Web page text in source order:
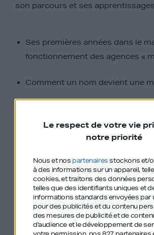
Le respect de votre vie
notre priorité
Nous et nos partenairesstockons et/
à des informations sur un appareil,
cookies, et traitons des données
telles que des identifiants uniques et
informations standards envoyées par
pour des publicités et du contenu
des mesures de publicité et de
d'audience et le développement de
son parcours et ses
Ses premières années dans le
fonctionnement des agences «
Comment un nom devient une
mode
compliqué, mais qui évolue
Peut-on devenir photogénique ?
top model
La création de French Bloom,